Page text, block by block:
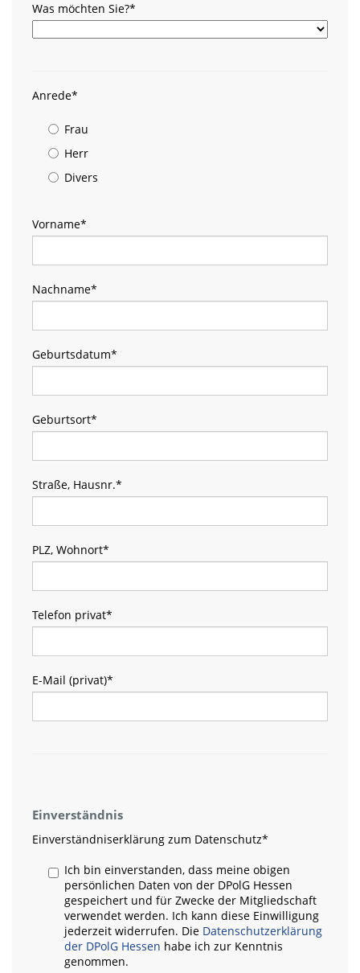
Was möchten Sie?*
Anrede*
Frau
Herr
Divers
Vorname*
Nachname*
Geburtsdatum*
Geburtsort*
Straße, Hausnr.*
PLZ, Wohnort*
Telefon privat*
E-Mail (privat)*
Einverständnis
Einverständniserklärung zum Datenschutz*
Ich bin einverstanden, dass meine obigen
persönlichen Daten von der DPolG Hessen
gespeichert und für Zwecke der Mitgliedschaft
verwendet werden. Ich kann diese Einwilligung
jederzeit widerrufen. Die Datenschutzerklärung
der DPolG Hessen habe ich zur Kenntnis
genommen.